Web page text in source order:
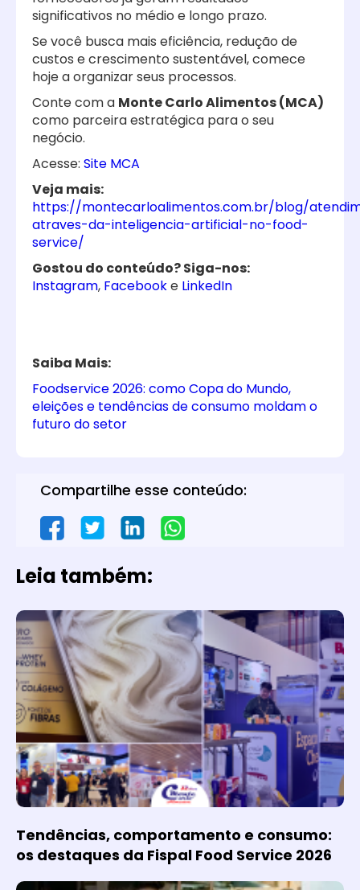
significativos no médio e longo prazo.
Se você busca mais eficiência, redução de
custos e crescimento sustentável, comece
hoje a organizar seus processos.
Conte com a Monte Carlo Alimentos (MCA)
como parceira estratégica para o seu
negócio.
Acesse: Site MCA
Veja mais:
https://montecarloalimentos.com.br/blog/
atraves-da-inteligencia-artificial-no-food-
service/
Gostou do conteúdo? Siga-nos:
Instagram, Facebooke LinkedIn
Saiba Mais:
Foodservice 2026: como Copa do Mundo,
eleições e tendências de consumo moldam o
futuro do setor
Compartilhe esse conteúdo:
Leia também:
Tendências, comportamento e consumo:
os destaques da Fispal Food Service 2026